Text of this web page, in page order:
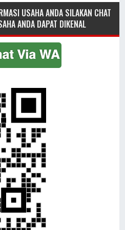
USAHA ANDA SILAKAN CHAT
ANDA DAPAT DIKENAL